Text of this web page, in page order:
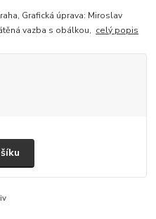
Grafická úprava: Miroslav
vazba s obálkou, celý popis